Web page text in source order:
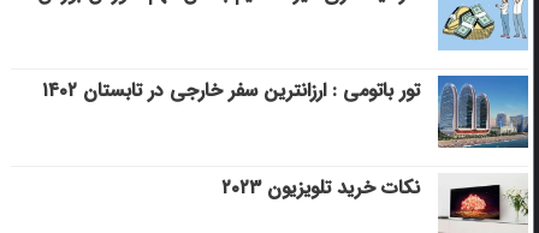
تور باتومی : ارزانترین سفر خارجی در تابستان ۱۴۰۲
نکات خرید تلویزیون ۲۰۲۳